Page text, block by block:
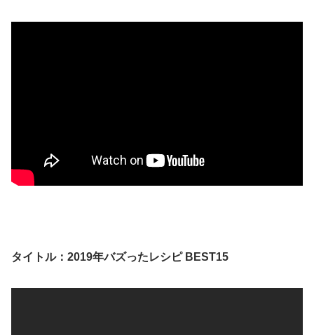
タイトル：2019年バズったレシピ BEST15